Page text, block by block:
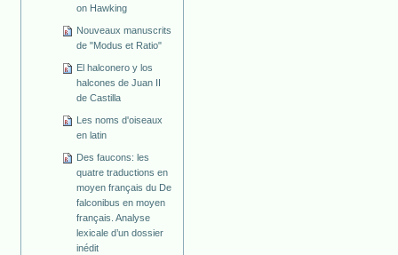
on Hawking
Nouveaux manuscrits
de "Modus et Ratio"
El halconero y los
halcones de Juan II
de Castilla
Les noms d'oiseaux
en latin
Des faucons: les
quatre traductions en
moyen français du De
falconibus en moyen
français. Analyse
lexicale d’un dossier
inédit